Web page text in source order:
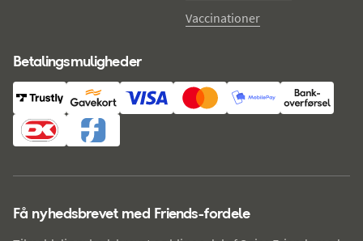
Vaccinationer
Betalingsmuligheder
Få nyhedsbrevet med Friends-fordele